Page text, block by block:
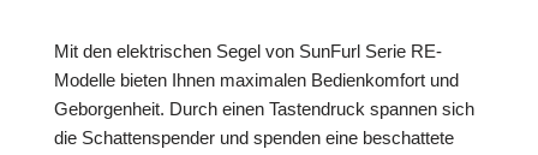
Mit den elektrischen Segel von SunFurl Serie RE-
Modelle bieten Ihnen maximalen Bedienkomfort und
Geborgenheit. Durch einen Tastendruck spannen sich
die Schattenspender und spenden eine beschattete